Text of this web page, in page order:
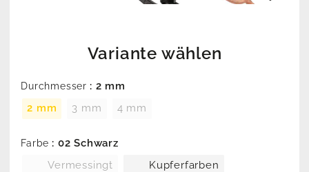
Variante wählen
Durchmesser : 2 mm
2 mm
3 mm 4 mm
Farbe : 02 Schwarz
Vermessingt
Kupferfarben